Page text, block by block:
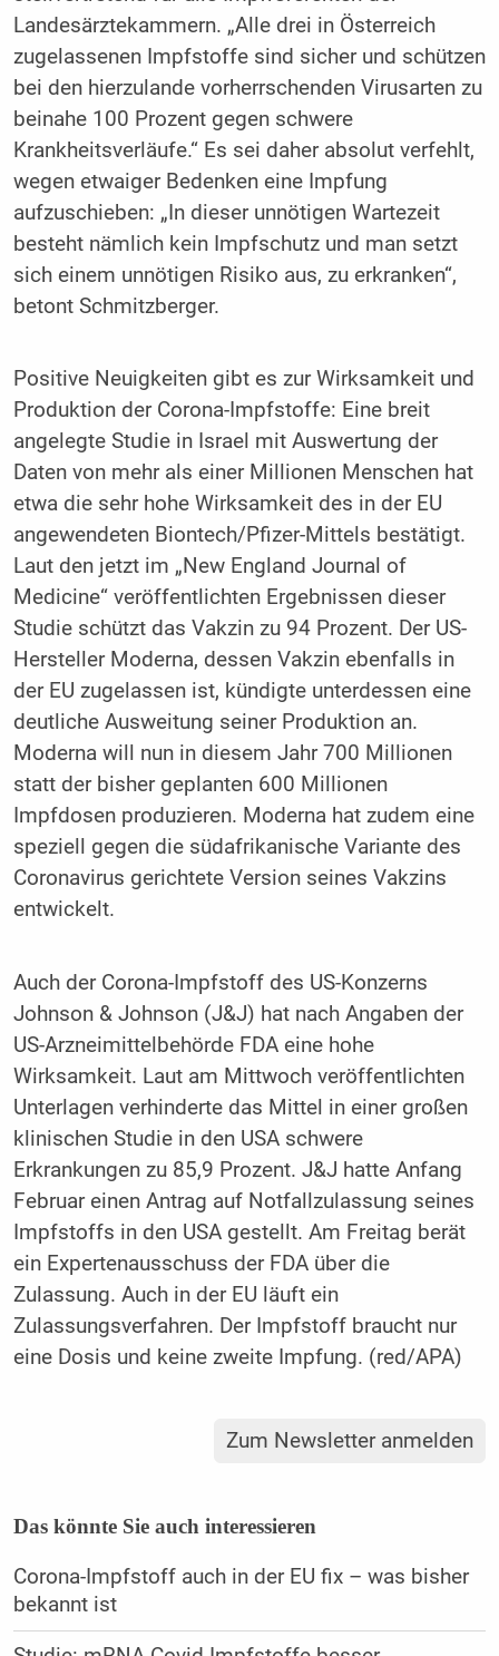
Landesärztekammern. „Alle drei in Österreich
zugelassenen Impfstoffe sind sicher und schützen
bei den hierzulande vorherrschenden Virusarten zu
beinahe 100 Prozent gegen schwere
Krankheitsverläufe.“ Es sei daher absolut verfehlt,
wegen etwaiger Bedenken eine Impfung
aufzuschieben: „In dieser unnötigen Wartezeit
besteht nämlich kein Impfschutz und man setzt
sich einem unnötigen Risiko aus, zu erkranken“,
betont Schmitzberger.
Positive Neuigkeiten gibt es zur Wirksamkeit und
Produktion der Corona-Impfstoffe: Eine breit
angelegte Studie in Israel mit Auswertung der
Daten von mehr als einer Millionen Menschen hat
etwa die sehr hohe Wirksamkeit des in der EU
angewendeten Biontech/Pfizer-Mittels bestätigt.
Laut den jetzt im „New England Journal of
Medicine“ veröffentlichten Ergebnissen dieser
Studie schützt das Vakzin zu 94 Prozent. Der US-
Hersteller Moderna, dessen Vakzin ebenfalls in
der EU zugelassen ist, kündigte unterdessen eine
deutliche Ausweitung seiner Produktion an.
Moderna will nun in diesem Jahr 700 Millionen
statt der bisher geplanten 600 Millionen
Impfdosen produzieren. Moderna hat zudem eine
speziell gegen die südafrikanische Variante des
Coronavirus gerichtete Version seines Vakzins
entwickelt.
Auch der Corona-Impfstoff des US-Konzerns
Johnson & Johnson (J&J) hat nach Angaben der
US-Arzneimittelbehörde FDA eine hohe
Wirksamkeit. Laut am Mittwoch veröffentlichten
Unterlagen verhinderte das Mittel in einer großen
klinischen Studie in den USA schwere
Erkrankungen zu 85,9 Prozent. J&J hatte Anfang
Februar einen Antrag auf Notfallzulassung seines
Impfstoffs in den USA gestellt. Am Freitag berät
ein Expertenausschuss der FDA über die
Zulassung. Auch in der EU läuft ein
Zulassungsverfahren. Der Impfstoff braucht nur
eine Dosis und keine zweite Impfung. (red/APA)
Zum Newsletter anmelden
Das könnte Sie auch interessieren
Corona-Impfstoff auch in der EU fix – was bisher
bekannt ist